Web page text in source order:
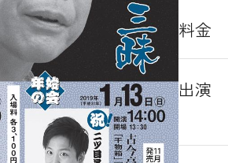
料金
出演